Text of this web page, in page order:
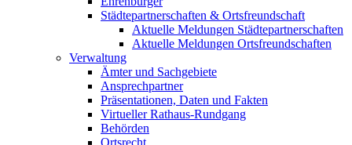
Städtepartnerschaften & Ortsfreundschaft
Aktuelle Meldungen Städtepartnerschaften
Aktuelle Meldungen Ortsfreundschaften
Verwaltung
Ämter und Sachgebiete
Ansprechpartner
Präsentationen, Daten und Fakten
Virtueller Rathaus-Rundgang
Behörden
Ortsrecht